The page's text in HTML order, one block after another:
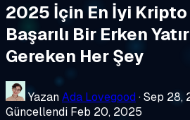
2025 İçin En İyi
Başarılı Bir Erken
Gereken Her Şey
YazanAda Lovegood ·Sep 28,
Güncellendi Feb 20, 2025